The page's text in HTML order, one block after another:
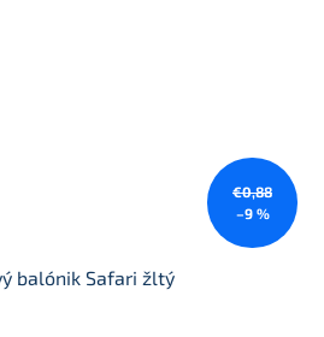
€0,88
–9 %
balónik Safari žltý